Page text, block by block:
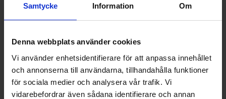
Samtycke Information Om
Denna webbplats använder cookies
Vi använder enhetsidentifierare för att anpassa innehållet
och annonserna till användarna, tillhandahålla funktioner
för sociala medier och analysera vår trafik. Vi
vidarebefordrar även sådana identifierare och annan
KÖP